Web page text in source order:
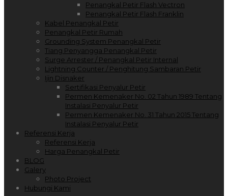
Penangkal Petir Flash Vectron
Penangkal Petir Flash Franklin
Kabel Penangkal Petir
Penangkal Petir Rumah
Grounding System Penangkal Petir
Tiang Penyangga Penangkal Petir
Surge Arrester / Penangkal Petir Internal
Lightning Counter / Penghitung Sambaran Petir
Ijin Disnaker
Sertifikasi Penyalur Petir
Permen Kemenaker No. 02 Tahun 1989 Tentang
Instalasi Penyalur Petir
Permen Kemenaker No. 31 Tahun 2015 Tentang
Instalasi Penyalur Petir
Referensi Kerja
Referensi Kerja
Harga Penangkal Petir
BLOG
Galery
Photo Project
Hubungi Kami